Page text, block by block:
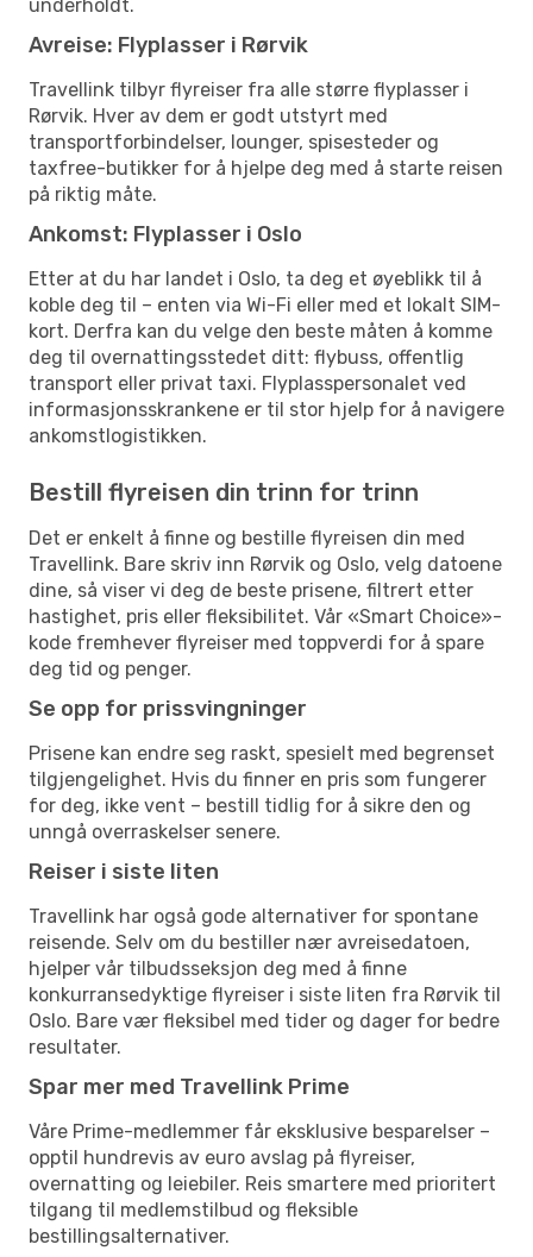
underholdt.
Avreise: Flyplasser i Rørvik
Travellink tilbyr flyreiser fra alle større flyplasser i
Rørvik. Hver av dem er godt utstyrt med
transportforbindelser, lounger, spisesteder og
taxfree-butikker for å hjelpe deg med å starte reisen
på riktig måte.
Ankomst: Flyplasser i Oslo
Etter at du har landet i Oslo, ta deg et øyeblikk til å
koble deg til – enten via Wi-Fi eller med et lokalt SIM-
kort. Derfra kan du velge den beste måten å komme
deg til overnattingsstedet ditt: flybuss, offentlig
transport eller privat taxi. Flyplasspersonalet ved
informasjonsskrankene er til stor hjelp for å navigere
ankomstlogistikken.
Bestill flyreisen din trinn for trinn
Det er enkelt å finne og bestille flyreisen din med
Travellink. Bare skriv inn Rørvik og Oslo, velg datoene
dine, så viser vi deg de beste prisene, filtrert etter
hastighet, pris eller fleksibilitet. Vår «Smart Choice»-
kode fremhever flyreiser med toppverdi for å spare
deg tid og penger.
Se opp for prissvingninger
Prisene kan endre seg raskt, spesielt med begrenset
tilgjengelighet. Hvis du finner en pris som fungerer
for deg, ikke vent – bestill tidlig for å sikre den og
unngå overraskelser senere.
Reiser i siste liten
Travellink har også gode alternativer for spontane
reisende. Selv om du bestiller nær avreisedatoen,
hjelper vår tilbudsseksjon deg med å finne
konkurransedyktige flyreiser i siste liten fra Rørvik til
Oslo. Bare vær fleksibel med tider og dager for bedre
resultater.
Spar mer med Travellink Prime
Våre Prime-medlemmer får eksklusive besparelser –
opptil hundrevis av euro avslag på flyreiser,
overnatting og leiebiler. Reis smartere med prioritert
tilgang til medlemstilbud og fleksible
bestillingsalternativer.